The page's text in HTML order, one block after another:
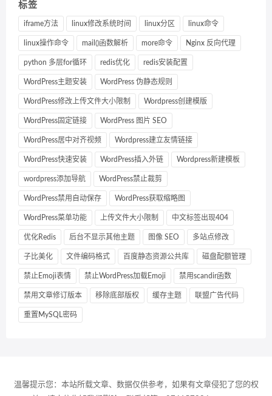
标签
iframe方法 linux修改系统时间 linux分区 linux命令
linux操作命令 mail()函数解析 more命令 Nginx 反向代理
python 多层for循环 redis优化 redis安装配置
WordPress主题安装 WordPress 伪静态规则
WordPress修改上传文件大小限制 Wordpress创建模版
WordPress固定链接 WordPress 图片 SEO
WordPress居中对齐视频 Wordpress建立友情链接
WordPress快速安装 WordPress插入外链 Wordpress新建模板
wordpress添加导航 WordPress禁止裁剪
WordPress禁用自动保存 WordPress获取缩略图
WordPress菜单功能 上传文件大小限制 中文标签出现404
优化Redis 后台不显示其他主题 图像 SEO 多站点修改
子比美化 文件编码格式 百度静态资源公共库 磁盘配额管理
禁止Emoji表情 禁止WordPress加载Emoji 禁用scandir函数
禁用文章修订版本 移除底部版权 缓存主题 联盟广告代码
重置MySQL密码
温馨提示您：本站所载文章、数据仅供参考，如果有文章侵犯了您的权